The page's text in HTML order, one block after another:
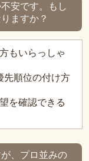
安です。もし
ますか？
もいらっしゃ
先順位の付け方
を確認できる
、プロ並みの